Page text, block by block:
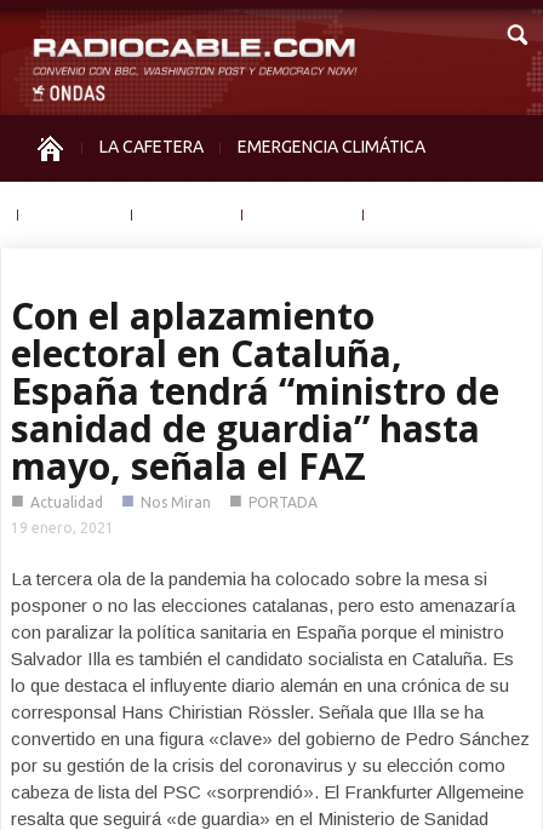
LA CAFETERA EMERGENCIA CLIMÁTICA
Con el aplazamiento
electoral en Cataluña,
España tendrá “ministro de
sanidad de guardia” hasta
mayo, señala el FAZ
■ Actualidad ■ Nos Miran ■ PORTADA
19 enero, 2021
La tercera ola de la pandemia ha colocado sobre la mesa si
posponer o no las elecciones catalanas, pero esto amenazaría
con paralizar la política sanitaria en España porque el ministro
Salvador Illa es también el candidato socialista en Cataluña. Es
lo que destaca el influyente diario alemán en una crónica de su
corresponsal Hans Chiristian Rössler. Señala que Illa se ha
convertido en una figura «clave» del gobierno de Pedro Sánchez
por su gestión de la crisis del coronavirus y su elección como
cabeza de lista del PSC «sorprendió». El Frankfurter Allgemeine
resalta que seguirá «de guardia» en el Ministerio de Sanidad